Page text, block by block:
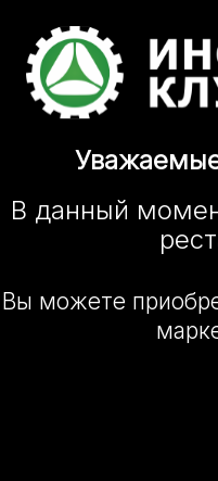
В данный
Вы можете